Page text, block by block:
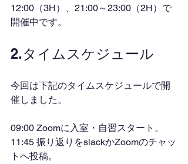
12:00（3H）、21:00～23:00（2H）で
開催中です。
2.タイムスケジュール
今回は下記のタイムスケジュールで開
催しました。
09:00 Zoomに入室・自習スタート。
11:45 振り返りをslackかZoomのチャッ
トへ投稿。